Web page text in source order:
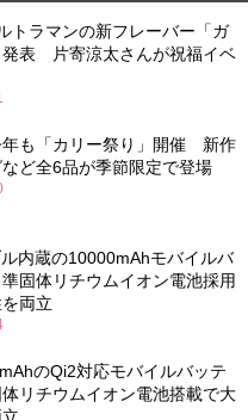
トラマンの新フレーバー「ガ
発表 片寄涼太さんが祝福イベ
年も「カリー祭り」開催 新作
ど全6品が季節限定で登場
内蔵の10000mAhモバイルバ
固体リチウムイオン電池採用
両立
のQi2対応モバイルバッテ
リチウムイオン電池搭載で大